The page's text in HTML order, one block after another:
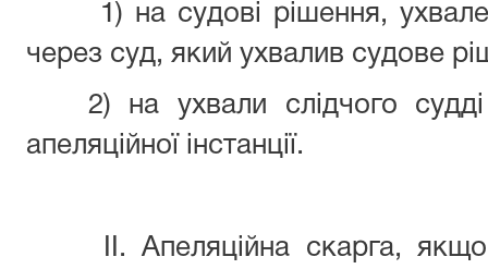
1) на судові рішення,
через суд, який ухвалив судове
2) на ухвали слідчого
апеляційної інстанції.
II. Апеляційна скарга,